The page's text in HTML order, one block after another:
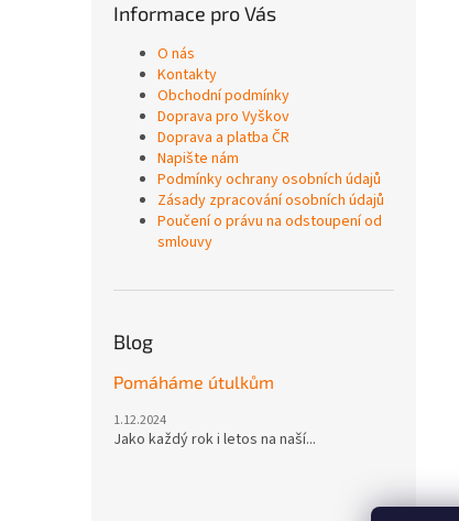
Informace pro Vás
O nás
Kontakty
Obchodní podmínky
Doprava pro Vyškov
Doprava a platba ČR
Napište nám
Podmínky ochrany osobních údajů
Zásady zpracování osobních údajů
Poučení o právu na odstoupení od
smlouvy
Blog
Pomáháme útulkům
1.12.2024
Jako každý rok i letos na naší...